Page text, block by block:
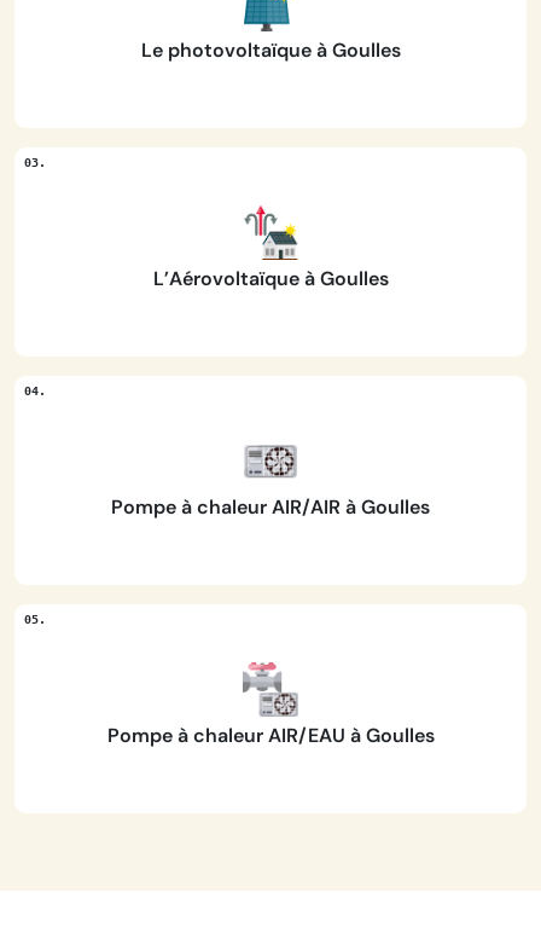
Le photovoltaïque à Goulles
L’Aérovoltaïque à Goulles
Pompe à chaleur AIR/AIR à Goulles
Pompe à chaleur AIR/EAU à Goulles